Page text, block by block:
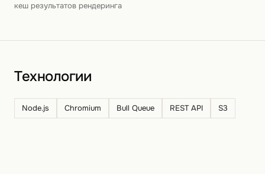
кеш результатов рендеринга
Технологии
Node.js Chromium Bull Queue REST API S3